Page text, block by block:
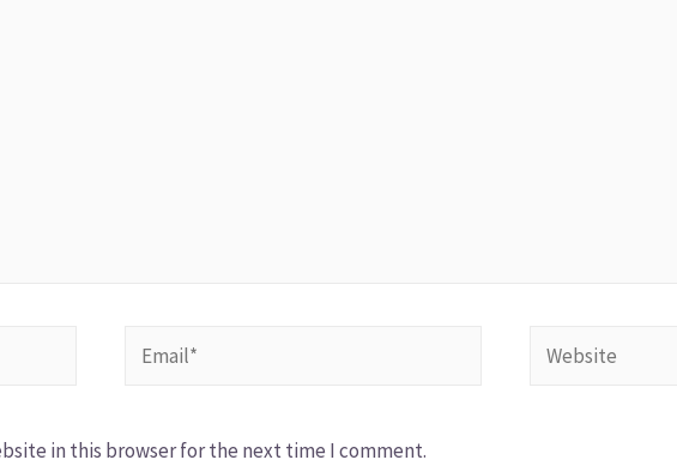
in this browser for the next time I comment.